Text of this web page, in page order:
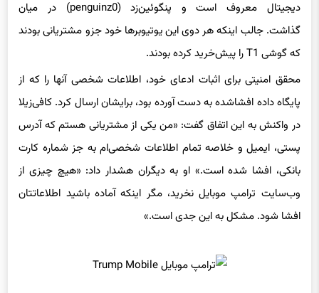
گذاشت. جالب اینکه هر دوی این یوتیوبرها خود جزو مشتریانی بودند
که گوشی T1 را پیش‌خرید کرده بودند.
محقق امنیتی برای اثبات ادعای خود، اطلاعات شخصی آنها را که از
پایگاه داده افشاشده به دست آورده بود، برایشان ارسال کرد. کافی‌زیلا
در واکنش به این اتفاق گفت: «من یکی از مشتریانی هستم که آدرس
پستی، ایمیل و خلاصه تمام اطلاعات شخصی‌ام به جز شماره کارت
بانکی، افشا شده است.» او به دیگران هشدار داد: «هیچ چیزی از
وب‌سایت ترامپ موبایل نخرید، مگر اینکه آماده باشید اطلاعاتتان
افشا شود. مشکل به این جدی است.»